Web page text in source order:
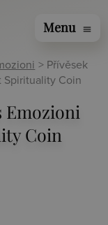
Menu menu
> Přívěsek
Spirituality Coin
Emozioni
Coin